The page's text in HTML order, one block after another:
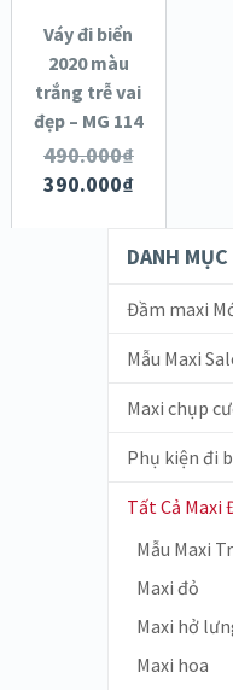
SALE!
XEM NHANH
CHI TIẾT
Váy đi biển
2020 màu
trắng trễ vai
đẹp – MG 114
490.000₫
390.000₫
DANH
Đầm maxi
Mẫu Maxi
Maxi chụp
Phụ kiện đi
Tất Cả Maxi
Mẫu Maxi
Maxi đỏ
Maxi hở
Maxi hoa